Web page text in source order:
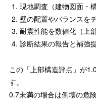
現地調査（建物図面・
壁の配置やバランスを
耐震性能を数値化（上
診断結果の報告と補強
この「上部構造評点」が
す。
0.7未満の場合は倒壊の危